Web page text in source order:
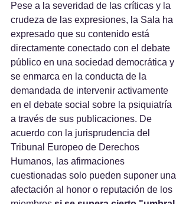
Pese a la severidad de las críticas y la
crudeza de las expresiones, la Sala ha
expresado que su contenido está
directamente conectado con el debate
público en una sociedad democrática y
se enmarca en la conducta de la
demandada de intervenir activamente
en el debate social sobre la psiquiatría
a través de sus publicaciones. De
acuerdo con la jurisprudencia del
Tribunal Europeo de Derechos
Humanos, las afirmaciones
cuestionadas solo pueden suponer una
afectación al honor o reputación de los